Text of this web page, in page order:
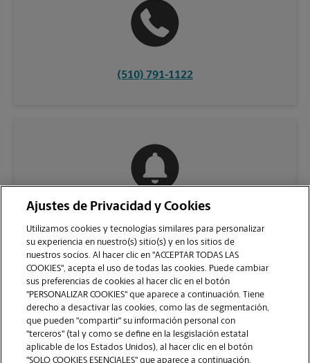
(510) 791-1122
Ajustes de Privacidad y Cookies
Utilizamos cookies y tecnologías similares para personalizar
su experiencia en nuestro(s) sitio(s) y en los sitios de
nuestros socios. Al hacer clic en "ACCEPTAR TODAS LAS
COOKIES", acepta el uso de todas las cookies. Puede cambiar
sus preferencias de cookies al hacer clic en el botón
"PERSONALIZAR COOKIES" que aparece a continuación. Tiene
derecho a desactivar las cookies, como las de segmentación,
que pueden "compartir" su información personal con
"terceros" (tal y como se define en la lesgislación estatal
aplicable de los Estados Unidos), al hacer clic en el botón
"SOLO COOKIES ESENCIALES" que aparece a continuación.